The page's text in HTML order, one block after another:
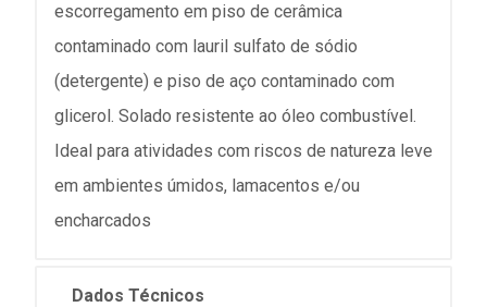
escorregamento em piso de cerâmica
contaminado com lauril sulfato de sódio
(detergente) e piso de aço contaminado com
glicerol. Solado resistente ao óleo combustível.
Ideal para atividades com riscos de natureza leve
em ambientes úmidos, lamacentos e/ou
encharcados
Dados Técnicos